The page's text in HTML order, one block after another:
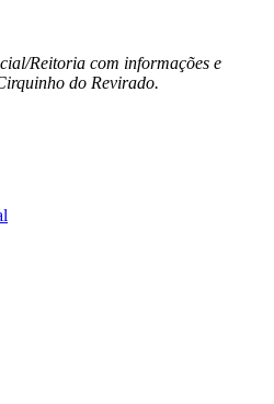
Reitoria com informações e
do Revirado.